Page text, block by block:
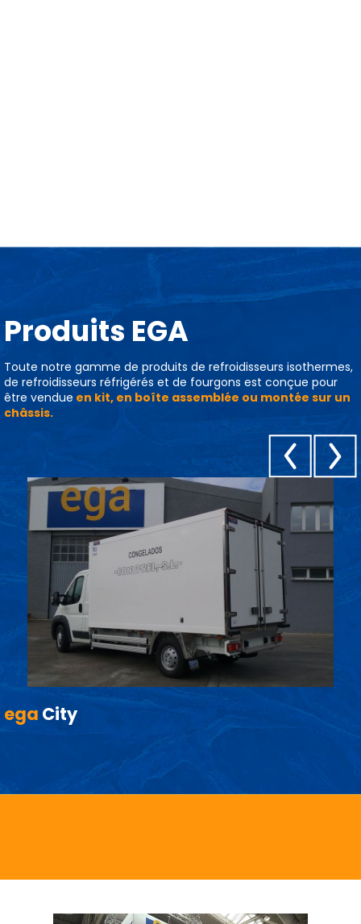
Produits EGA
Toute notre gamme de produits de refroidisseurs isothermes,
de refroidisseurs réfrigérés et de fourgons est conçue pour
être vendue en kit, en boîte assemblée ou montée sur un
châssis.
ega City